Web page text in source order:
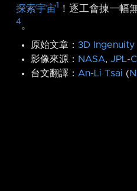
探索宇宙1 ！逐工會揀一幅
4 。
原始文章： 3D Ingenuity
影像來源： NASA, JPL-
台文翻譯： An-Li Tsai (